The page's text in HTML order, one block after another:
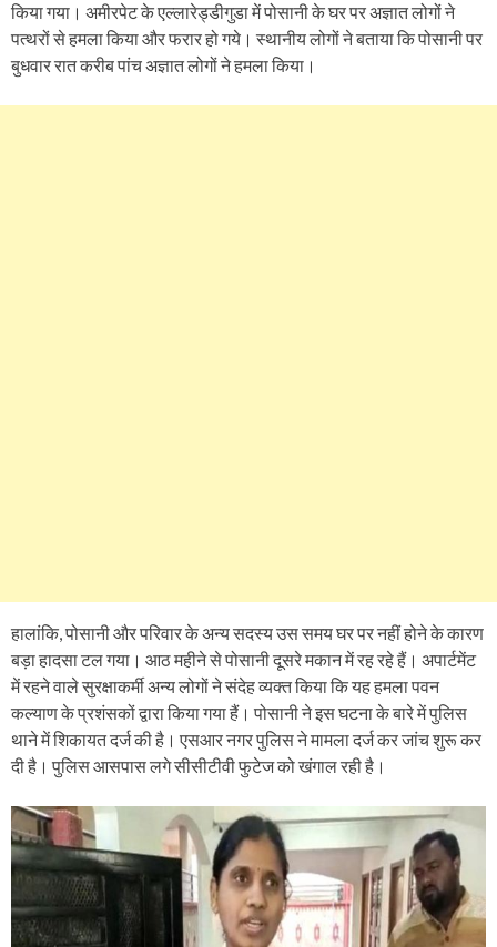
किया गया। अमीरपेट के एल्लारेड्डीगुडा में पोसानी के घर पर अज्ञात लोगों ने
पत्थरों से हमला किया और फरार हो गये। स्थानीय लोगों ने बताया कि पोसानी पर
बुधवार रात करीब पांच अज्ञात लोगों ने हमला किया।
हालांकि, पोसानी और परिवार के अन्य सदस्य उस समय घर पर नहीं होने के कारण
बड़ा हादसा टल गया। आठ महीने से पोसानी दूसरे मकान में रह रहे हैं। अपार्टमेंट
में रहने वाले सुरक्षाकर्मी अन्य लोगों ने संदेह व्यक्त किया कि यह हमला पवन
कल्याण के प्रशंसकों द्वारा किया गया हैं। पोसानी ने इस घटना के बारे में पुलिस
थाने में शिकायत दर्ज की है। एसआर नगर पुलिस ने मामला दर्ज कर जांच शुरू कर
दी है। पुलिस आसपास लगे सीसीटीवी फुटेज को खंगाल रही है।